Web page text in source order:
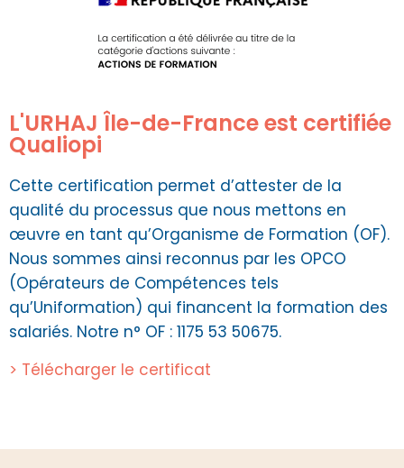
L'URHAJ Île-de-France est certifiée
Qualiopi
Cette certification permet d’attester de la
qualité du processus que nous mettons en
œuvre en tant qu’Organisme de Formation (OF).
Nous sommes ainsi reconnus par les OPCO
(Opérateurs de Compétences tels
qu’Uniformation) qui financent la formation des
salariés. Notre n° OF : 1175 53 50675.
> Télécharger le certificat